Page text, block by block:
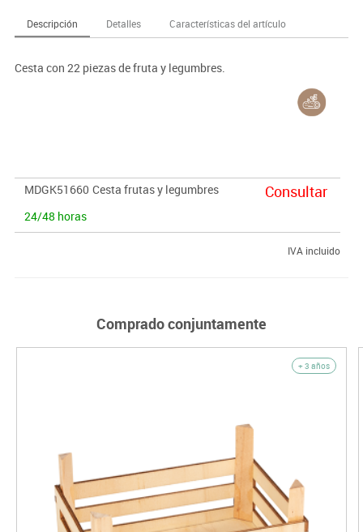
Descripción Detalles Características del artículo
Cesta con 22 piezas de fruta y legumbres.
MDGK51660 Cesta frutas y legumbres
24/48 horas
Consultar
IVA incluido
Comprado conjuntamente
+ 3 años